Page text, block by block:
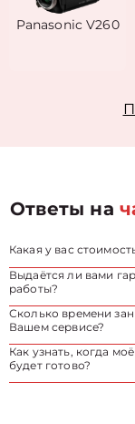
Panasonic V260
Ответы на
Какая у вас
Выдаётся ли вами
работы?
Сколько времени
Вашем сервисе?
Как узнать, когда
будет готово?